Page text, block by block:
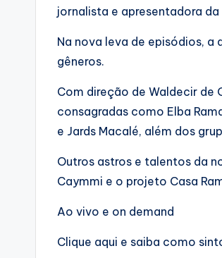
jornalista e apresentadora
Na nova leva de episódios,
gêneros.
Com direção de Waldecir de
consagradas como Elba
e Jards Macalé, além dos
Outros astros e talentos da
Caymmi e o projeto Casa
Ao vivo e on demand
Clique aqui e saiba como